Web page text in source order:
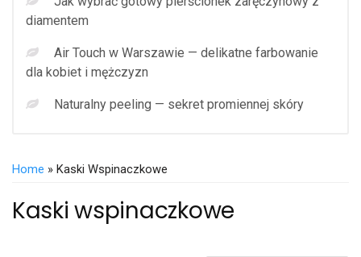
diamentem
Air Touch w Warszawie — delikatne farbowanie
dla kobiet i mężczyzn
Naturalny peeling — sekret promiennej skóry
Home » Kaski Wspinaczkowe
Kaski wspinaczkowe